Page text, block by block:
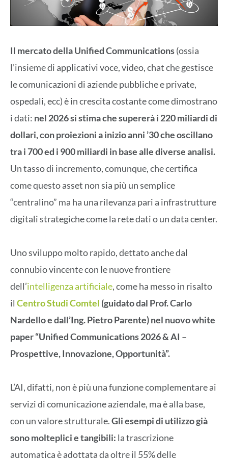
Il mercato della Unified Communications(ossia
l’insieme di applicativi voce, video, chat che gestisce
le comunicazioni di aziende pubbliche e private,
ospedali, ecc) è in crescita costante come dimostrano
i dati: nel 2026 si stima che supererà i 220 miliardi di
dollari, con proiezioni a inizio anni ’30 che oscillano
tra i 700 ed i 900 miliardi in base alle diverse analisi.
Un tasso di incremento, comunque, che certifica
come questo asset non sia più un semplice
“centralino” ma ha una rilevanza pari a infrastrutture
digitali strategiche come la rete dati o un data center.
Uno sviluppo molto rapido, dettato anche dal
connubio vincente con le nuove frontiere
dell’intelligenza artificiale, come ha messo in risalto
il Centro Studi Comtel (guidato dal Prof. Carlo
Nardello e dall’Ing. Pietro Parente) nel nuovo white
paper “Unified Communications 2026 & AI –
Prospettive, Innovazione, Opportunità”.
L’AI, difatti, non è più una funzione complementare ai
servizi di comunicazione aziendale, ma è alla base,
con un valore strutturale.Gli esempi di utilizzo già
sono molteplici e tangibili: la trascrizione
automatica è adottata da oltre il 55% delle